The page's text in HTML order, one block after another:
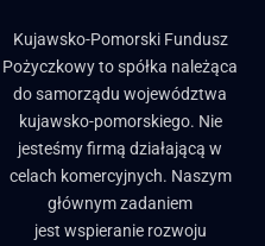
Kujawsko-Pomorski Fundusz
Pożyczkowy to spółka należąca
do samorządu województwa
kujawsko-pomorskiego. Nie
jesteśmy firmą działającą w
celach komercyjnych. Naszym
głównym zadaniem
jest wspieranie rozwoju